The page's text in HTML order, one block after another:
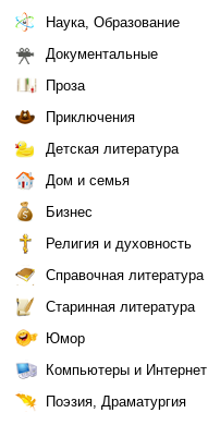
Наука, Образование
Документальные
Проза
Приключения
Детская литература
Дом и семья
Бизнес
Религия и духовность
Справочная литература
Старинная литература
Юмор
Компьютеры и Интернет
Поэзия, Драматургия